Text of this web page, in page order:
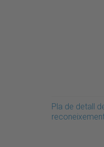
Pla de detall